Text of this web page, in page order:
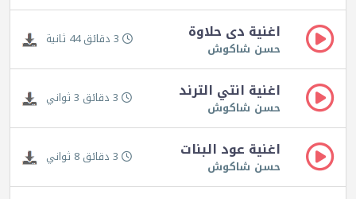
اغنية دى حلاوة
حسن شاكوش 3 دقائق 44 ثانية
اغنية انتي الترند
حسن شاكوش 3 دقائق 3 ثواني
اغنية عود البنات
حسن شاكوش 3 دقائق 8 ثواني